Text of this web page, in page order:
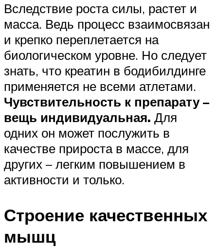
Вследствие роста силы, растет и
масса. Ведь процесс взаимосвязан
и крепко переплетается на
биологическом уровне. Но следует
знать, что креатин в бодибилдинге
применяется не всеми атлетами.
Чувствительность к препарату –
вещь индивидуальная. Для
одних он может послужить в
качестве прироста в массе, для
других – легким повышением в
активности и только.
Строение качественных
мышц